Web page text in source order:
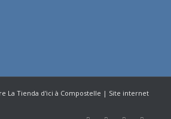
La Tienda d'ici à Compostelle | Site internet